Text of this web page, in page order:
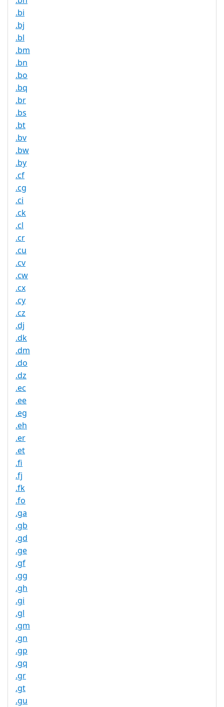
.bi
.bj
.bl
.bm
.bn
.bo
.bq
.br
.bs
.bt
.bv
.bw
.by
.cf
.cg
.ci
.ck
.cl
.cr
.cu
.cv
.cw
.cx
.cy
.cz
.dj
.dk
.dm
.do
.dz
.ec
.ee
.eg
.eh
.er
.et
.fi
.fj
.fk
.fo
.ga
.gb
.gd
.ge
.gf
.gg
.gh
.gi
.gl
.gm
.gn
.gp
.gq
.gr
.gt
.gu